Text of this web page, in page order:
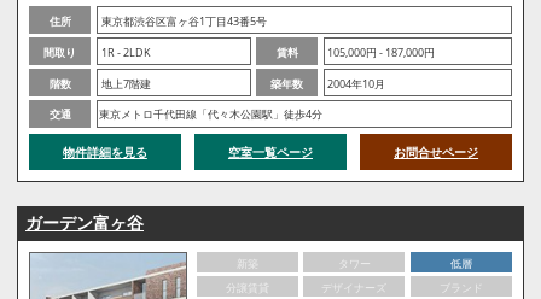
住所
東京都渋谷区富ヶ谷1丁目43番5号
間取り
1R - 2LDK 賃料
105,000円 - 187,000円
階数
地上7階建 築年数
2004年10月
交通
東京メトロ千代田線「代々木公園駅」徒歩4分
物件詳細を見る 空室一覧ページ お問合せページ
ガーデン富ヶ谷
新築 タワー
低層
分譲賃貸
デザイナーズ
ブランド